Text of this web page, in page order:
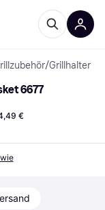
/Grillhalter
6677
€